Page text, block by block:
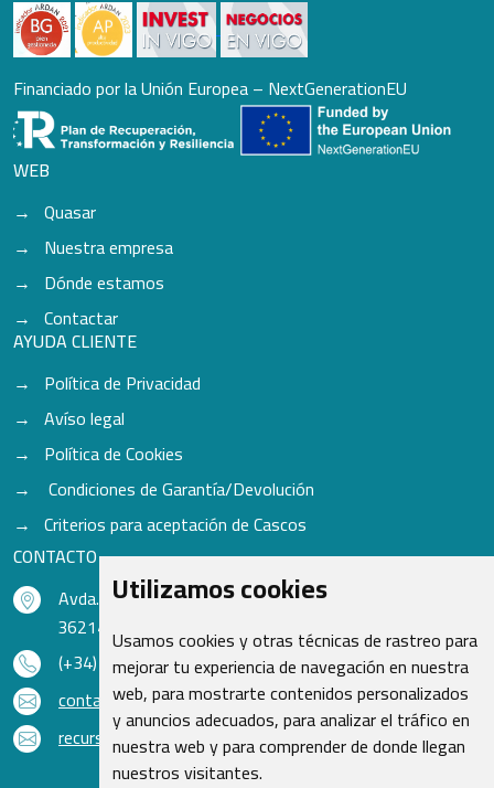
Utilizamos cookies
Usamos cookies y otras técnicas de rastreo para
mejorar tu experiencia de navegación en nuestra
web, para mostrarte contenidos personalizados
y anuncios adecuados, para analizar el tráfico en
nuestra web y para comprender de donde llegan
nuestros visitantes.
Financiado por la Unión Europea – NextGenerationEU
WEB
Quasar
Nuestra empresa
Dónde estamos
Contactar
AYUDA CLIENTE
Política de Privacidad
Avíso legal
Política de Cookies
Condiciones de Garantía/Devolución
Criterios para aceptación de Cascos
CONTACTO
Avda. do Freixo - Sardoma, 13
36214 Vigo - Pontevedra - España
(+34) 986 48 16 33
contacto@qsr.es
recursoshumanos@qsr.es